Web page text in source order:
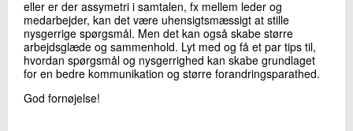
eller er der assymetri i samtalen, fx mellem leder og
medarbejder, kan det være uhensigtsmæssigt at stille
nysgerrige spørgsmål. Men det kan også skabe større
arbejdsglæde og sammenhold. Lyt med og få et par tips til,
hvordan spørgsmål og nysgerrighed kan skabe grundlaget
for en bedre kommunikation og større forandringsparathed.
God fornøjelse!